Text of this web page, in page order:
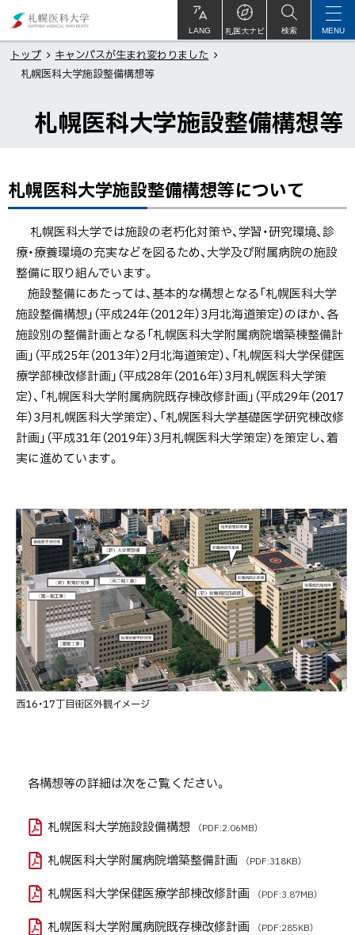
文
へ
医
科
学
LANG 札医大ナビ
サ
イ
検索 MENU
トップ
キャンパスが生まれ変わりました
札幌医科大学施設整備構想等
札幌医科大学施設整備構想等
ペ
ー
内
目
札
幌
医
科
大
学
施
設
構
想
等
に
つ
い
て
札幌医科大学施設整備構想等について
札幌医科大学では施設の老朽化対策や、学習・研究環境、診
療・療養環境の充実などを図るため、大学及び附属病院の施設
整備に取り組んでいます。
施設整備にあたっては、基本的な構想となる「札幌医科大学
施設整備構想」（平成24年（2012年）3月北海道策定）のほか、各
施設別の整備計画となる「札幌医科大学附属病院増築棟整備計
画」（平成25年（2013年）2月北海道策定）、「札幌医科大学保健医
療学部棟改修計画」（平成28年（2016年）3月札幌医科大学策
定）、「札幌医科大学附属病院既存棟改修計画」（平成29年（2017
年）3月札幌医科大学策定）、「札幌医科大学基礎医学研究棟改修
計画」（平成31年（2019年）3月札幌医科大学策定）を策定し、着
実に進めています。
西16・17丁目街区外観イメージ
各構想等の詳細は次をご覧ください。
札幌医科大学施設設備構想 （PDF:2.06MB）
札幌医科大学附属病院増築整備計画 （PDF:318KB）
札幌医科大学保健医療学部棟改修計画 （PDF:3.87MB）
札幌医科大学附属病院既存棟改修計画 （PDF:285KB）